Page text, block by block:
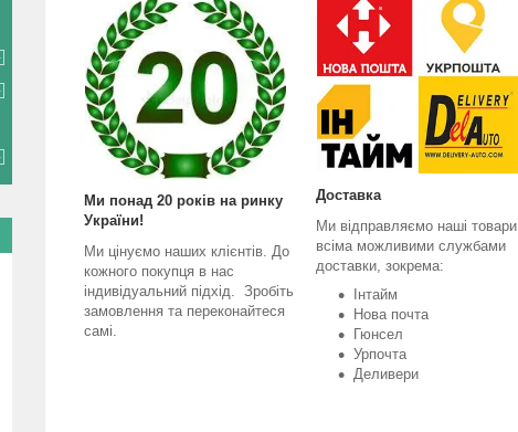
Ми понад 20 років на ринку
України!
Ми цінуємо наших клієнтів. До
кожного покупця в нас
індивідуальний підхід. Зробіть
замовлення та переконайтеся
самі.
Доставка
Ми відправляємо наші товари
всіма можливими службами
доставки, зокрема:
Інтайм
Нова почта
Гюнсел
Урпочта
Деливери